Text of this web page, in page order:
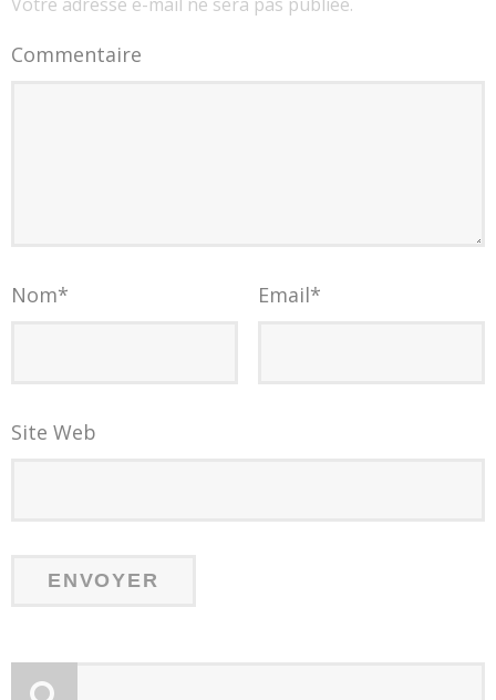
Votre adresse e-mail ne sera pas publiée.
Commentaire
Nom* Email*
Site Web